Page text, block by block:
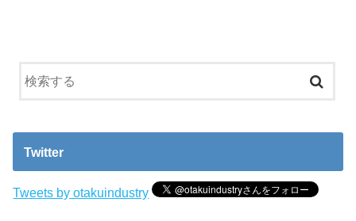
Twitter
Tweets by otakuindustry